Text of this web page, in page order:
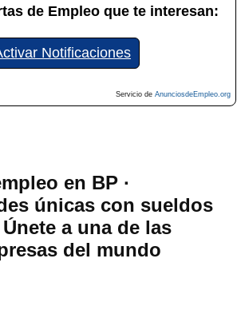
de Empleo que te interesan:
Notificaciones
Servicio de AnunciosdeEmpleo.org
en BP ·
únicas con sueldos
a una de las
del mundo